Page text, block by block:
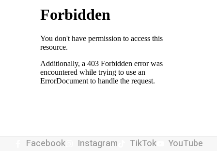
Facebook Instagram TikTok YouTube